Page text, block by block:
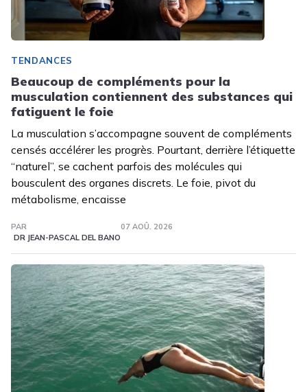
TENDANCES
Beaucoup de compléments pour la
musculation contiennent des substances qui
fatiguent le foie
La musculation s’accompagne souvent de compléments
censés accélérer les progrès. Pourtant, derrière l’étiquette
“naturel”, se cachent parfois des molécules qui
bousculent des organes discrets. Le foie, pivot du
métabolisme, encaisse
PAR
DR JEAN-PASCAL DEL BANO
07 AOÛ. 2026